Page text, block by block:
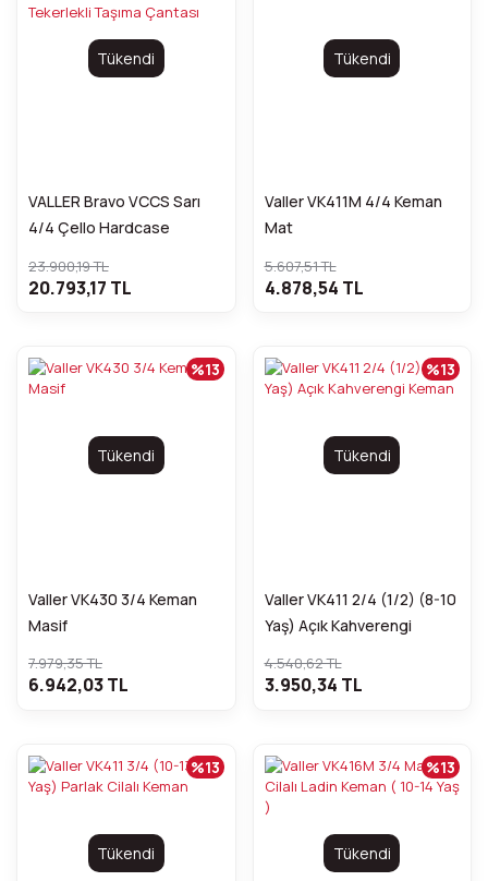
Tükendi
VALLER Bravo VCCS Sarı
4/4 Çello Hardcase
23.900,19 TL
20.793,17 TL
Tükendi
Valler VK411M 4/4 Keman
Mat
5.607,51 TL
4.878,54 TL
Tükendi
Valler VK430 3/4 Keman
Masif
%13
7.979,35 TL
6.942,03 TL
Tükendi
Valler VK411 2/4 (1/2) (8-10
Yaş) Açık Kahverengi
%13
4.540,62 TL
3.950,34 TL
Tükendi
%13
Tükendi
%13